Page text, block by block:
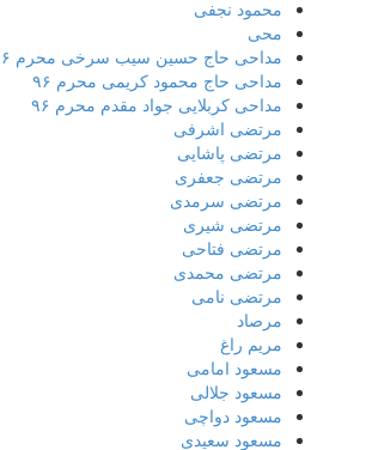
محمود نجفی
محی
مداحی حاج حسین سیب سرخی محرم ۹۶
مداحی حاج محمود کریمی محرم ۹۶
مداحی کربلایی جواد مقدم محرم ۹۶
مرتضی اشرفی
مرتضی پاشایی
مرتضی جعفری
مرتضی سرمدی
مرتضی شیری
مرتضی فتاحی
مرتضی محمدی
مرتضی نامی
مرصاد
مریم راغ
مسعود امامی
مسعود جلالی
مسعود دواچی
مسعود سعیدی